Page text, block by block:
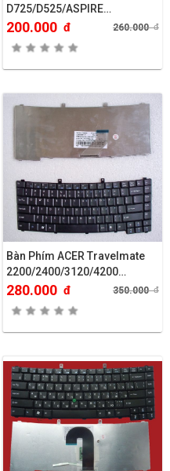
D725/D525/ASPIRE
4332/4732..
200.000 đ 260.000đ
Bàn Phím ACER Travelmate
2200/2400/3120/4200…
280.000 đ 350.000đ